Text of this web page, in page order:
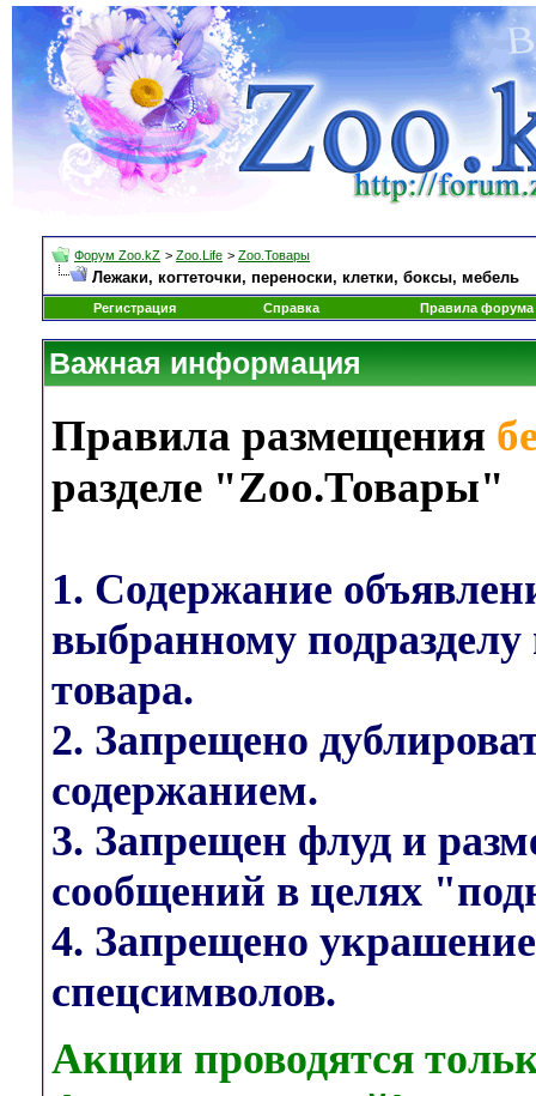
Форум Zoo.kZ > Zoo.Life > Zoo.Товары
Лежаки, когтеточки, переноски, клетки, боксы, мебель
Регистрация Справка Правила форума
Важная информация
Правила размещения
разделе "Zoo.Товары"
1. Содержание
выбранному
товара.
2. Запрещено
содержанием.
3. Запрещен флуд и
сообщений в целях
4. Запрещено
спецсимволов.
Акции проводятся